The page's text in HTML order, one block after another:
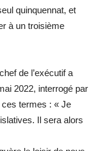
quinquennat, et
à un troisième
de l’exécutif a
2022, interrogé par
ces termes : « Je
Il sera alors